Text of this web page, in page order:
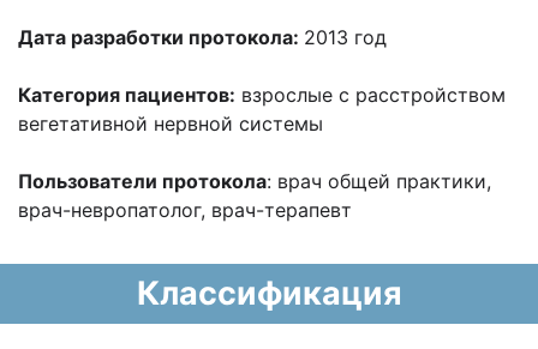
Дата разработки протокола: 2013 год
Категория пациентов: взрослые с расстройством
вегетативной нервной системы
Пользователи протокола: врач общей практики,
врач-невропатолог, врач-терапевт
Классификация